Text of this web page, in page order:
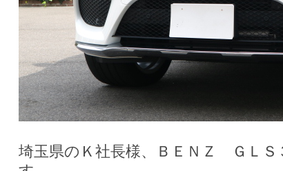
埼玉県のＫ社長様、ＢＥＮＺ ＧＬ